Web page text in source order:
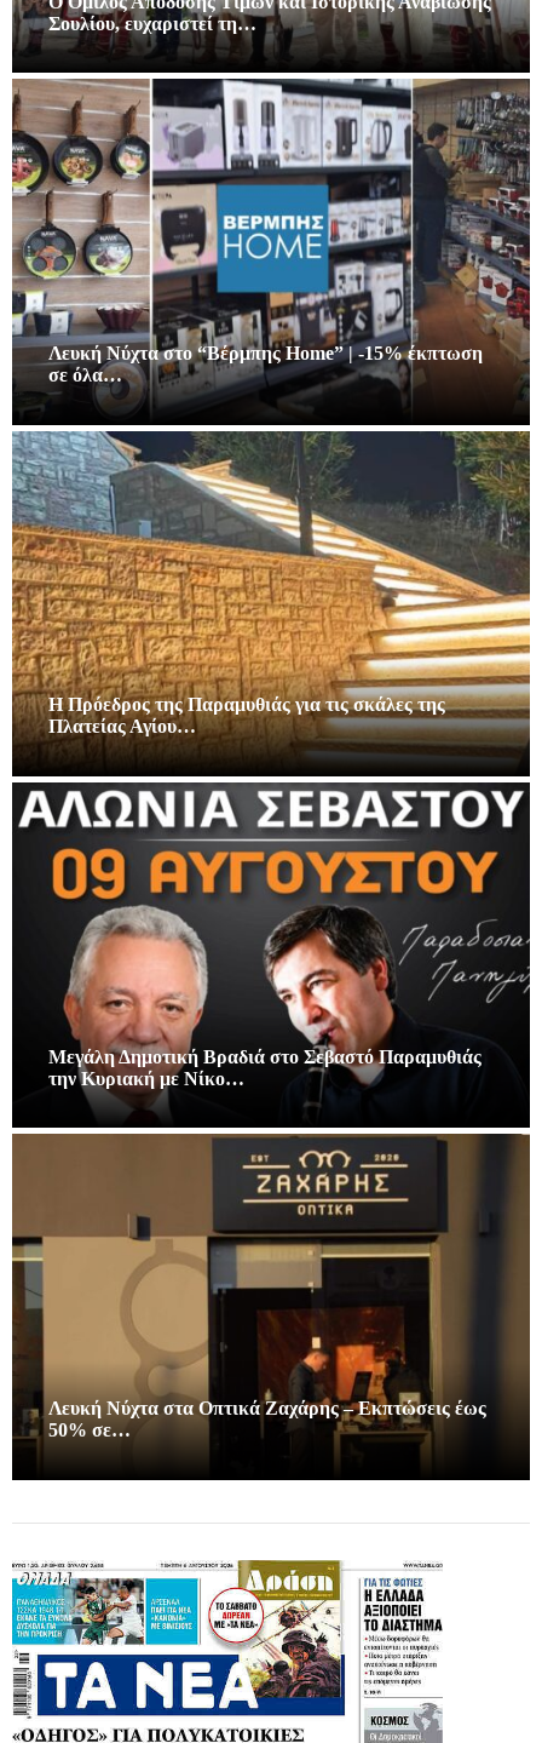
Σουλίου, ευχαριστεί τη…
Λευκή Νύχτα στο “Βέρμπης Home” | -15% έκπτωση
σε όλα…
Η Πρόεδρος της Παραμυθιάς για τις σκάλες της
Πλατείας Αγίου…
Μεγάλη Δημοτική Βραδιά στο Σεβαστό Παραμυθιάς
την Κυριακή με Νίκο…
Λευκή Νύχτα στα Οπτικά Ζαχάρης – Εκπτώσεις έως
50% σε…